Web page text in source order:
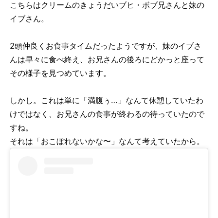
こちらはクリームのきょうだいブヒ・ボブ兄さんと妹の
イブさん。
2頭仲良くお食事タイムだったようですが、妹のイブさ
んは早々に食べ終え、お兄さんの後ろにどかっと座って
その様子を見つめています。
しかし。これは単に「満腹ぅ…」なんて休憩していたわ
けではなく、お兄さんの食事が終わるの待っていたので
すね。
それは「おこぼれないかな〜」なんて考えていたから。